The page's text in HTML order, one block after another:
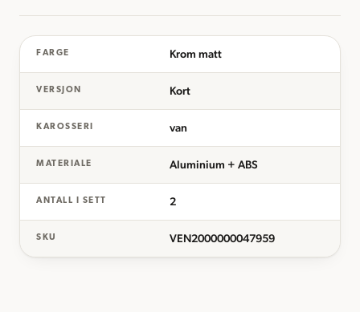
FARGE Krom matt
VERSJON Kort
KAROSSERI van
MATERIALE Aluminium + ABS
ANTALL I SETT 2
SKU VEN2000000047959